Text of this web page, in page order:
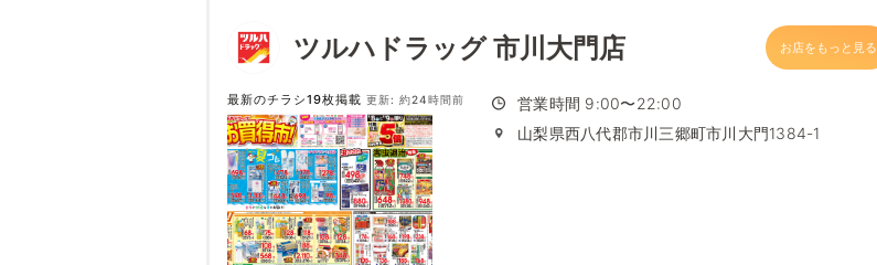
ツルハドラッグ 市川大門店 お店をもっと見る
最新のチラシ19枚掲載 更新: 約24時間前
営業時間 9:00〜22:00
山梨県西八代郡市川三郷町市川大門1384-1